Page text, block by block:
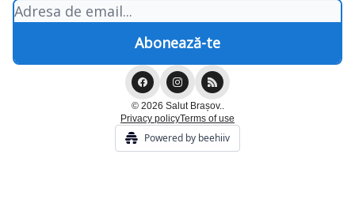
© 2026 Salut Brașov..
Privacy policyTerms of use
Powered by beehiiv